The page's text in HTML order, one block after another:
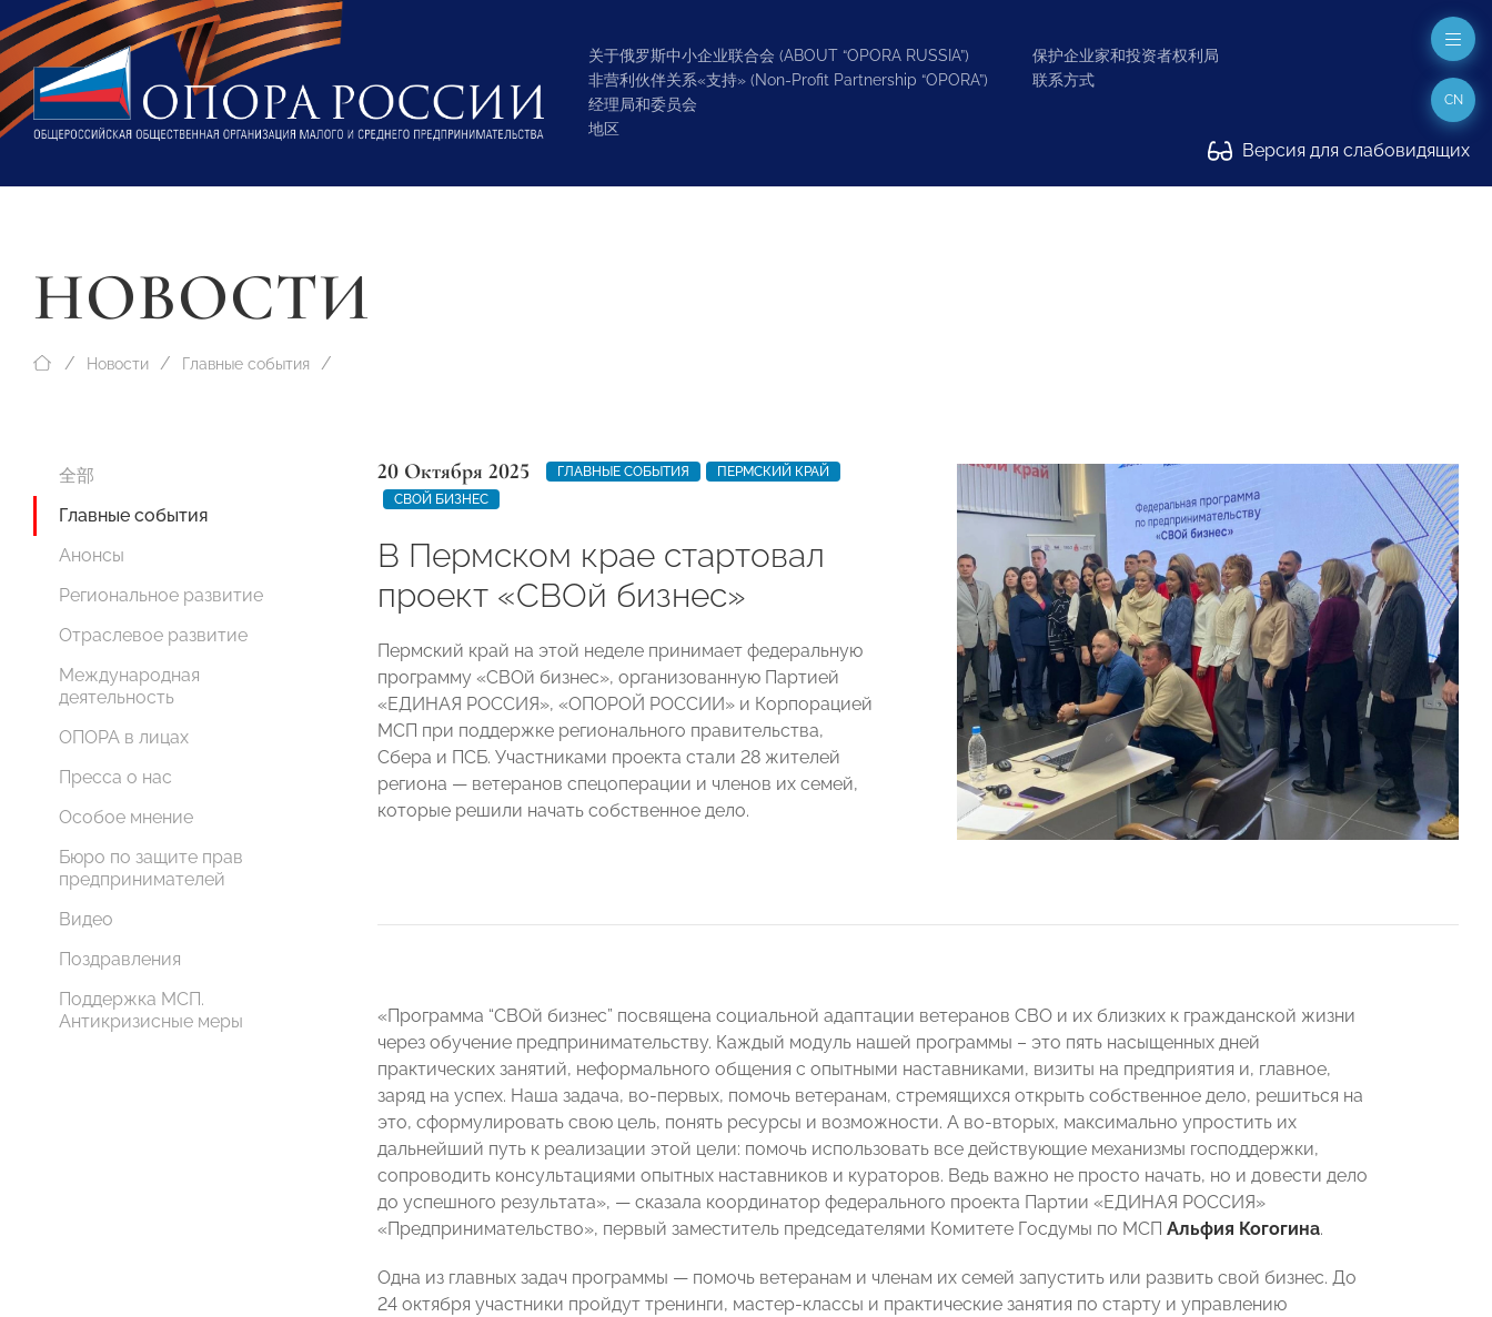
关于俄罗斯中小企业联合会 (ABOUT “OPORA RUSSIA”)
非营利伙伴关系«支持» (Non-Profit Partnership “OPORA”)
经理局和委员会
地区
保护企业家和投资者权利局
联系方式
Версия для слабовидящих
CN
НОВОСТИ
Новости Главные события
全部
Главные события
Анонсы
Региональное развитие
Отраслевое развитие
Международная
деятельность
ОПОРА в лицах
Пресса о нас
Особое мнение
Бюро по защите прав
предпринимателей
Видео
Поздравления
Поддержка МСП.
Антикризисные меры
20 Октября 2025 ГЛАВНЫЕ СОБЫТИЯ
ПЕРМСКИЙ КРАЙ
СВОЙ БИЗНЕС
В Пермском крае стартовал
проект «СВОй бизнес»
Пермский край на этой неделе принимает федеральную
программу «СВОй бизнес», организованную Партией
«ЕДИНАЯ РОССИЯ», «ОПОРОЙ РОССИИ» и Корпорацией
МСП при поддержке регионального правительства,
Сбера и ПСБ. Участниками проекта стали 28 жителей
региона — ветеранов спецоперации и членов их семей,
которые решили начать собственное дело.
«Программа “СВОй бизнес” посвящена социальной адаптации ветеранов СВО и их близких к гражданской жизни
через обучение предпринимательству. Каждый модуль нашей программы – это пять насыщенных дней
практических занятий, неформального общения с опытными наставниками, визиты на предприятия и, главное,
заряд на успех. Наша задача, во-первых, помочь ветеранам, стремящихся открыть собственное дело, решиться на
это, сформулировать свою цель, понять ресурсы и возможности. А во-вторых, максимально упростить их
дальнейший путь к реализации этой цели: помочь использовать все действующие механизмы господдержки,
сопроводить консультациями опытных наставников и кураторов. Ведь важно не просто начать, но и довести дело
до успешного результата», — сказала координатор федерального проекта Партии «ЕДИНАЯ РОССИЯ»
«Предпринимательство», первый заместитель председателями Комитете Госдумы по МСП Альфия Когогина.
Одна из главных задач программы — помочь ветеранам и членам их семей запустить или развить свой бизнес. До
24 октября участники пройдут тренинги, мастер-классы и практические занятия по старту и управлению